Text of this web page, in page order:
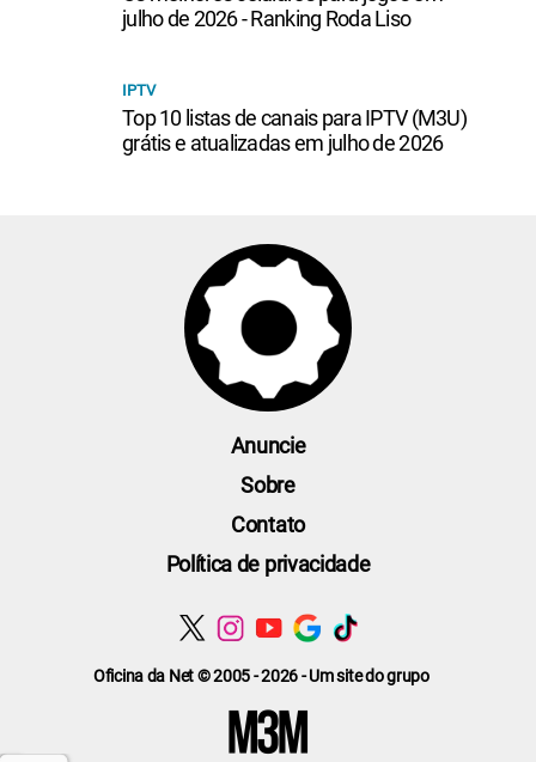
julho de 2026 - Ranking Roda Liso
IPTV
Top 10 listas de canais para IPTV (M3U)
grátis e atualizadas em julho de 2026
Oficina da Net © 2005 - 2026 - Um site do grupo
Anuncie
Sobre
Contato
Política de privacidade